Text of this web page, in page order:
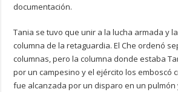
documentación.
Tania se tuvo que unir a la lucha armada y
columna de la retaguardia. El Che ordenó
columnas, pero la columna donde estaba
por un campesino y el ejército los emboscó
fue alcanzada por un disparo en un pulmón